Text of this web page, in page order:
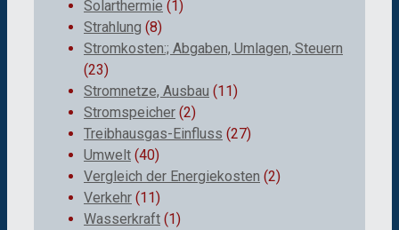
Solarthermie (1)
Strahlung (8)
Stromkosten:; Abgaben, Umlagen, Steuern
(23)
Stromnetze, Ausbau (11)
Stromspeicher (2)
Treibhausgas-Einfluss (27)
Umwelt (40)
Vergleich der Energiekosten (2)
Verkehr (11)
Wasserkraft (1)